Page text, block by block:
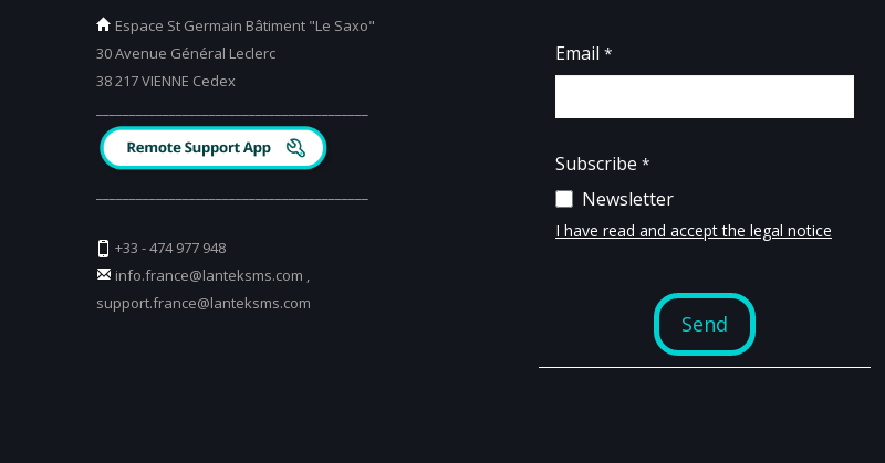
Espace St Germain Bâtiment "Le Saxo"
30 Avenue Général Leclerc
38 217 VIENNE Cedex
+33 - 474 977 948
info.france@lanteksms.com ,
support.france@lanteksms.com